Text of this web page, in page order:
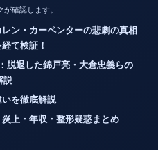
確認します。
ン・カーペンターの悲劇の真相
て検証！
脱退した錦戸亮・大倉忠義らの
説
を徹底解説
上・年収・整形疑惑まとめ